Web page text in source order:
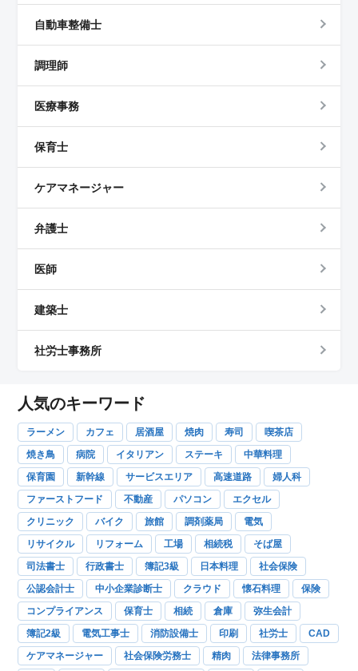
自動車整備士
調理師
医療事務
保育士
ケアマネージャー
弁護士
医師
建築士
社労士事務所
人気のキーワード
ラーメン カフェ 居酒屋 焼肉 寿司
喫茶店
焼き鳥
病院 イタリアン ステーキ
中華料理
保育園
新幹線 サービスエリア 高速道路
婦人科
ファーストフード
不動産 パソコン
エクセル
クリニック
バイク 旅館 調剤薬局
電気
リサイクル
リフォーム 工場 相続税
そば屋
司法書士
行政書士 簿記3級 日本料理
社会保険
公認会計士
中小企業診断士 クラウド 懐石料理
保険
コンプライアンス
保育士 相続 倉庫
弥生会計
簿記2級
電気工事士 消防設備士 印刷 社労士
CAD
ケアマネージャー
社会保険労務士 精肉 法律事務所